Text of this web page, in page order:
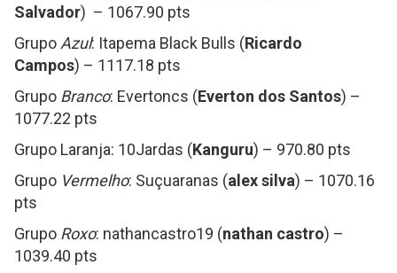
Salvador) – 1067.90 pts
Grupo Azul: Itapema Black Bulls (Ricardo
Campos) – 1117.18 pts
Grupo Branco: Evertoncs (Everton dos Santos) –
1077.22 pts
Grupo Laranja: 10Jardas (Kanguru) – 970.80 pts
Grupo Vermelho: Suçuaranas (alex silva) – 1070.16
pts
Grupo Roxo: nathancastro19 (nathan castro) –
1039.40 pts